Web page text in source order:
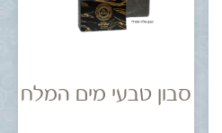
סבון טבעי מים המלח